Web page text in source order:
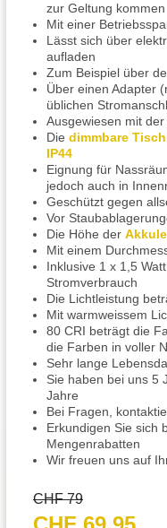
zur Geltung kommen
Mit einer
Lässt sich über
aufladen
Zum Beispiel über
Über einen Adapter
üblichen
Ausgewiesen mit
Die dimmbare
IP44
Eignung für
jedoch auch in
Geschützt gegen
Vor
Die Höhe der
Mit einem
Inklusive 1 x 1,5
Stromverbrauch
Die Lichtleistung
Mit warmweissem
80 CRI beträgt die
die Farben in voller
Sehr lange
Sie haben bei uns 5
Jahre
Bei Fragen,
Erkundigen Sie sich
Mengenrabatten
Wir freuen uns auf
CHF 79